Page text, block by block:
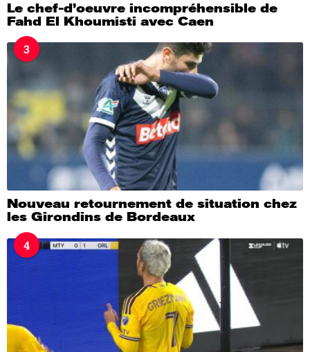
Le chef-d’oeuvre incompréhensible de
Fahd El Khoumisti avec Caen
3
Nouveau retournement de situation chez
les Girondins de Bordeaux
4